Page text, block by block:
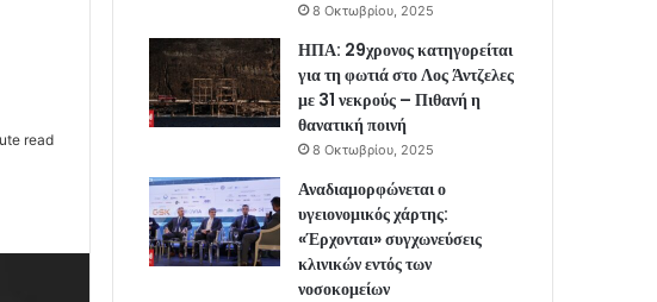
read
8 Οκτωβρίου, 2025
ΗΠΑ: 29χρονος κατηγορείται
για τη φωτιά στο Λος Άντζελες
με 31 νεκρούς – Πιθανή η
θανατική ποινή
8 Οκτωβρίου, 2025
Αναδιαμορφώνεται ο
υγειονομικός χάρτης:
«Έρχονται» συγχωνεύσεις
κλινικών εντός των
νοσοκομείων